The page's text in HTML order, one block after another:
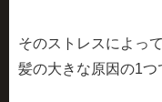
そのストレスによっ
髪の大きな原因の1つ